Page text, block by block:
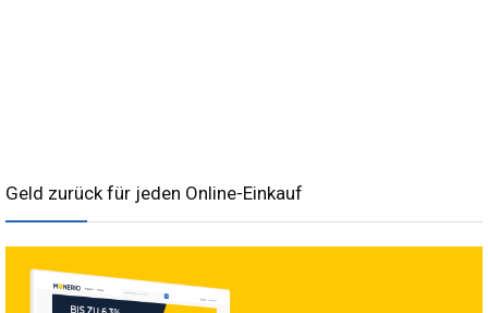
Geld zurück für jeden Online-Einkauf